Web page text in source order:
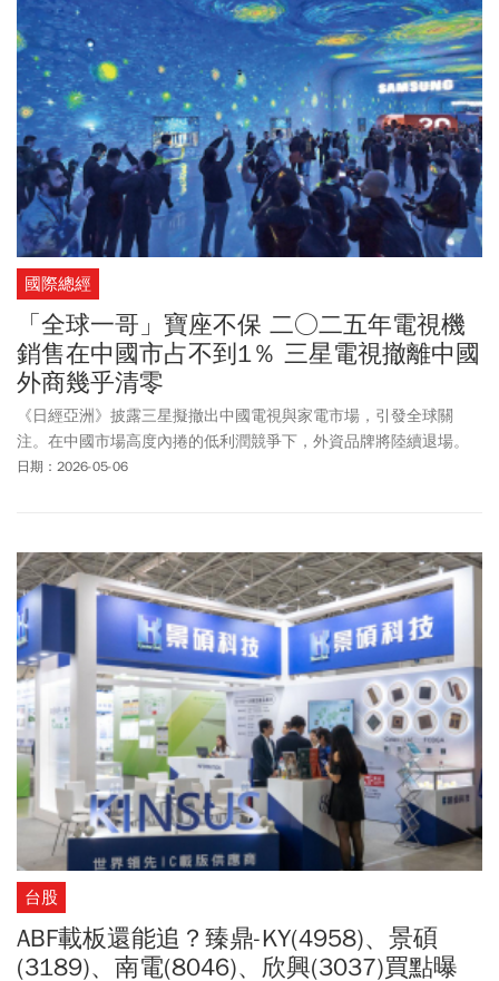
國際總經
「全球一哥」寶座不保 二○二五年電視機
銷售在中國市占不到1％ 三星電視撤離中國
外商幾乎清零
《日經亞洲》披露三星擬撤出中國電視與家電市場，引發全球關
注。在中國市場高度內捲的低利潤競爭下，外資品牌將陸續退場。
日期：2026-05-06
台股
ABF載板還能追？臻鼎-KY(4958)、景碩
(3189)、南電(8046)、欣興(3037)買點曝